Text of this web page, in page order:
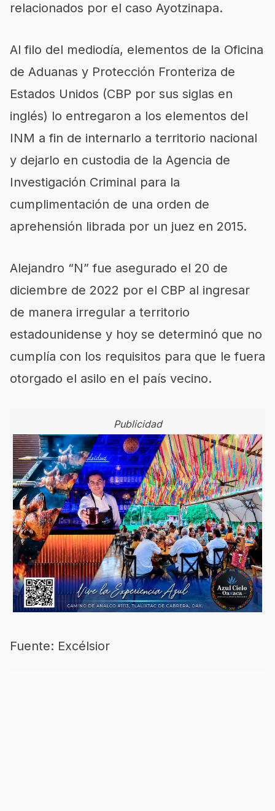
relacionados por el caso Ayotzinapa.
Al filo del mediodía, elementos de la Oficina
de Aduanas y Protección Fronteriza de
Estados Unidos (CBP por sus siglas en
inglés) lo entregaron a los elementos del
INM a fin de internarlo a territorio nacional
y dejarlo en custodia de la Agencia de
Investigación Criminal para la
cumplimentación de una orden de
aprehensión librada por un juez en 2015.
Alejandro “N” fue asegurado el 20 de
diciembre de 2022 por el CBP al ingresar
de manera irregular a territorio
estadounidense y hoy se determinó que no
cumplía con los requisitos para que le fuera
otorgado el asilo en el país vecino.
Publicidad
Fuente: Excélsior